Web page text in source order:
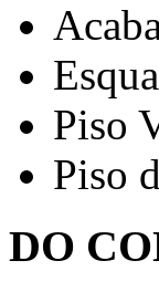
Piso
Piso
DO